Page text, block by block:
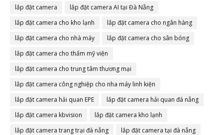
lắp đặt camera
lắp đặt camera AI tại Đà Nẵng
lắp đặt camera cho kho lạnh
lắp đặt camera cho ngân hàng
lắp đặt camera cho nhà máy
lắp đặt camera cho sân bóng
lắp đặt camera cho thẩm mỹ viện
lắp đặt camera cho trung tâm thương mại
lắp đặt camera công nghiệp cho nha máy linh kiện
lắp đặt camera hải quan EPE
lắp đặt camera hải quan đà nẵng
lắp đặt camera kbvision
lắp đặt camera kho lạnh
lắp đặt camera trang trại đà nẵng
lắp đặt camera tại đà nẵng